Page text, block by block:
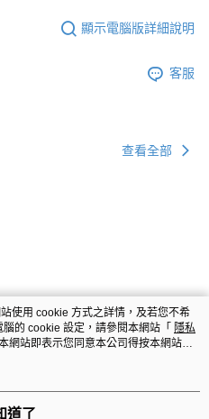
顯示電腦版詳細說明
客服
查看全部
使用 cookie 方式之詳情，及若您不希
的 cookie 設定，請參閱本網站「 隱私
網站即表示您同意本公司得按本網站使
道了